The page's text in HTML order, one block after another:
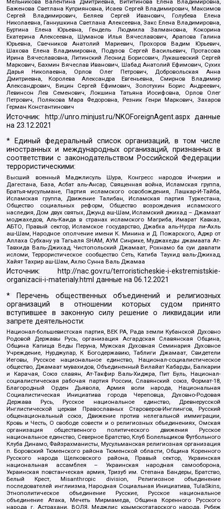
Мельникова Валентина Дмитриевна, Вититинова Елена Владимировна,
Баженова Светлана Куприяновна, Исаев Сергей Владимирович, Максимов
Сергей Владимирович, Беляев Сергей Иванович, Голубева Елена
Николаевна, Ганнушкина Светлана Алексеевна, Закс Елена Владимировна,
Буртина Елена Юрьевна, Гендель Людмила Залмановна, Кокорина
Екатерина Алексеевна, Шуманов Илья Вячеславович, Арапова Галина
Юрьевна, Свечников Анатолий Мариевич, Прохоров Вадим Юрьевич,
Шахова Елена Владимировна, Подузов Сергей Васильевич, Протасова
Ирина Вячеславовна, Литинский Леонид Борисович, Лукашевский Сергей
Маркович, Бахмин Вячеслав Иванович, Шабад Анатолий Ефимович, Сухих
Дарья Николаевна, Орлов Олег Петрович, Добровольская Анна
Дмитриевна, Королева Александра Евгеньевна, Смирнов Владимир
Александрович, Вицин Сергей Ефимович, Золотухин Борис Андреевич,
Левинсон Лев Семенович, Локшина Татьяна Иосифовна, Орлов Олег
Петрович, Полякова Мара Федоровна, Резник Генри Маркович, Захаров
Герман Константинович
Источник: http://unro.minjust.ru/NKOForeignAgent.aspxданные
на23.12.2021
* Единый федеральный список организаций, в том числе
иностранных и международных организаций, признанных в
соответствии с законодательством Российской Федерации
террористическими:
Высший военный Маджлисуль Шура, Конгресс народов Ичкерии и
Дагестана, База, Асбат аль-Ансар, Священная война, Исламская группа,
Братья-мусульмане, Партия исламского освобождения, Лашкар-И-Тайба,
Исламская группа, Движение Талибан, Исламская партия Туркестана,
Общество социальных реформ, Общество возрождения исламского
наследия, Дом двух святых, Джунд аш-Шам, Исламский джихад – Джамаат
моджахедов, Аль-Каида в странах исламского Магриба, Имарат Кавказ,
АБТО, Правый сектор, Исламское государство, Джабха аль-Нусра ли-Ахль
аш-Шам, Народное ополчение имени К. Минина и Д. Пожарского, Аджр от
Аллаха Субхану уа Тагьаля SHAM, АУМ Синрике, Муджахеды джамаата Ат-
Тавхида Валь-Джихад, Чистопольский Джамаат, Рохнамо ба суи давлати
исломи, Террористическое сообщество Сеть, Катиба Таухид валь-Джихад,
Хайят Тахрир аш-Шам, Ахлю Сунна Валь Джамаа
Источник:
http://nac.gov.ru/terroristicheskie-i-ekstremistskie-
organizacii-i-materialy.html данные на06.12.2021
* Перечень общественных объединений и религиозных
организаций в отношении которых судом принято
вступившее в законную силу решение о ликвидации или
запрете деятельности:
Национал-большевистская партия, ВЕК РА, Рада земли Кубанской Духовно
Родовой Державы Русь, организация Асгардская Славянская Община,
Община Капища Веды Перуна, Мужская Духовная Семинария Духовное
Учреждение, Нурджулар, К Богодержавию, Таблиги Джамаат, Свидетели
Иеговы, Русское национальное единство, Национал-социалистическое
общество, Джамаат мувахидов, Объединенный Вилайат Кабарды, Балкарии
и Карачая, Союз славян, Ат-Такфир Валь-Хиджра, Пит Буль, Национал-
социалистическая рабочая партия России, Славянский союз, Формат-18,
Благородный Орден Дьявола, Армия воли народа, Национальная
Социалистическая Инициатива города Череповца, Духовно-Родовая
Держава Русь, Русское национальное единство, Древнерусской
Инглистической церкви Православных Староверов-Инглингов, Русский
общенациональный союз, Движение против нелегальной иммиграции,
Кровь и Честь, О свободе совести и о религиозных объединениях, Омская
организация общественного политического движения Русское
национальное единство, Северное Братство, Клуб Болельщиков Футбольного
Клуба Динамо, Файзрахманисты, Мусульманская религиозная организация
п. Боровский Тюменского района Тюменской области, Община Коренного
Русского народа Щелковского района, Правый сектор, Украинская
национальная ассамблея – Украинская народная самооборона,
Украинская повстанческая армия, Тризуб им. Степана Бандеры, Братство,
Белый Крест, Misanthropic division, Религиозное объединение
последователей инглиизма, Народная Социальная Инициатива, TulaSkins,
Этнополитическое объединение Русские, Русское национальное
объединение Атака, Мечеть Мирмамеда, Община Коренного Русского
народа г. Астрахани, ВОЛЯ, Меджлис крымскотатарского народа, Рубеж